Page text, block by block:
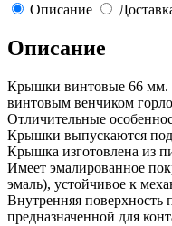
Описание
Описание
Крышки винтовые 66 мм.
винтовым венчиком
Отличительные
Крышки выпускаются
Крышка изготовлена из
Имеет эмалированное
эмаль), устойчивое к
Внутренняя
предназначенной для